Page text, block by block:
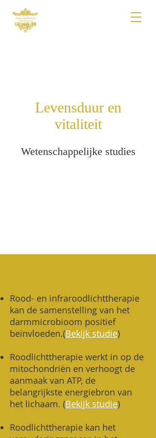
Levensduur en
vitaliteit
Wetenschappelijke studies
Rood- en infraroodlichttherapie
kan de samenstelling van het
darmmicrobioom positief
beïnvloeden.(Bekijk studie)
Roodlichttherapie werkt in op de
mitochondriën en verhoogt de
aanmaak van ATP, de
belangrijkste energiebron van
het lichaam. (Bekijk studie)
Roodlichttherapie kan het